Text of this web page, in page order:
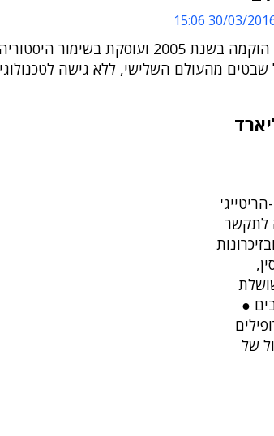
30/03/2016
MyHeritage הוקמה בשנת 2005 ועוסקת בשימור היסטוריה
מהעולם השלישי, ללא גישה
לתקשר
●
של